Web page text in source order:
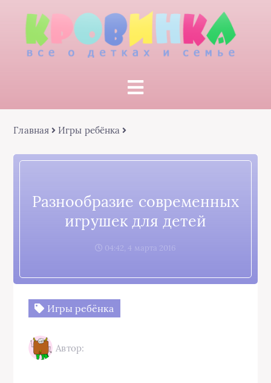
Главная Игры ребёнка
Разнообразие современных
игрушек для детей
04:42, 4 марта 2016
Игры ребёнка
Автор: